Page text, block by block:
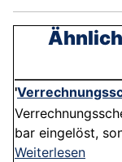
'
bar eingelöst,
Weiterlesen